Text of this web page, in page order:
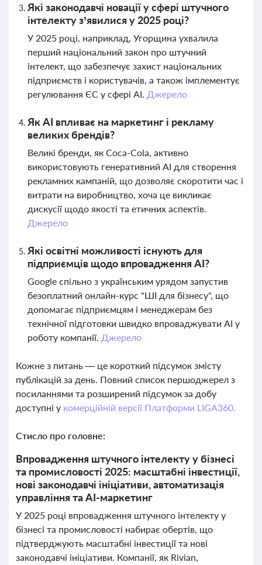
Які законодавчі новації у сфері штучного
інтелекту з’явилися у 2025 році?
У 2025 році, наприклад, Угорщина ухвалила
перший національний закон про штучний
інтелект, що забезпечує захист національних
підприємств і користувачів, а також імплементує
регулювання ЄС у сфері AI. Джерело
Як AI впливає на маркетинг і рекламу
великих брендів?
Великі бренди, як Coca-Cola, активно
використовують генеративний AI для створення
рекламних кампаній, що дозволяє скоротити час і
витрати на виробництво, хоча це викликає
дискусії щодо якості та етичних аспектів.
Джерело
Які освітні можливості існують для
підприємців щодо впровадження AI?
Google спільно з українським урядом запустив
безоплатний онлайн-курс "ШІ для бізнесу", що
допомагає підприємцям і менеджерам без
технічної підготовки швидко впроваджувати AI у
роботу компанії. Джерело
Кожне з питань — це короткий підсумок змісту
публікацій за день. Повний список першоджерел з
посиланнями та розширений підсумок за добу
доступні у комерційній версії Платформи LIGA360.
Стисло про головне:
Впровадження штучного інтелекту у бізнесі
та промисловості 2025: масштабні інвестиції,
нові законодавчі ініціативи, автоматизація
управління та AI-маркетинг
У 2025 році впровадження штучного інтелекту у
бізнесі та промисловості набирає обертів, що
підтверджують масштабні інвестиції та нові
законодавчі ініціативи. Компанії, як Rivian,